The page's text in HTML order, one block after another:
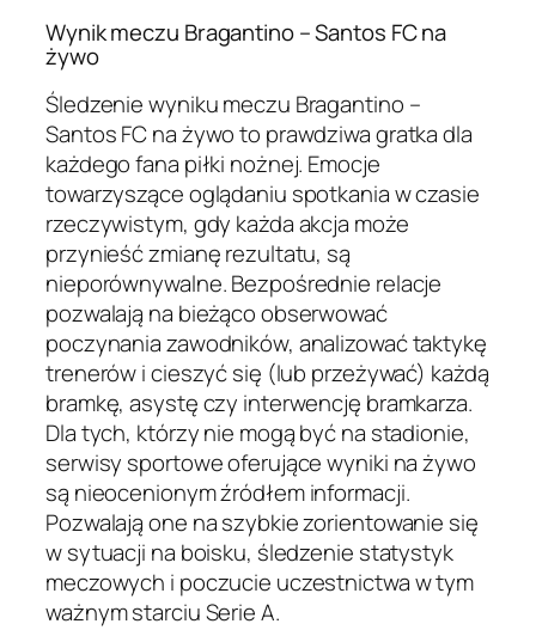
Wynik meczu Bragantino – Santos FC na
żywo
Śledzenie wyniku meczu Bragantino –
Santos FC na żywo to prawdziwa gratka dla
każdego fana piłki nożnej. Emocje
towarzyszące oglądaniu spotkania w czasie
rzeczywistym, gdy każda akcja może
przynieść zmianę rezultatu, są
nieporównywalne. Bezpośrednie relacje
pozwalają na bieżąco obserwować
poczynania zawodników, analizować taktykę
trenerów i cieszyć się (lub przeżywać) każdą
bramkę, asystę czy interwencję bramkarza.
Dla tych, którzy nie mogą być na stadionie,
serwisy sportowe oferujące wyniki na żywo
są nieocenionym źródłem informacji.
Pozwalają one na szybkie zorientowanie się
w sytuacji na boisku, śledzenie statystyk
meczowych i poczucie uczestnictwa w tym
ważnym starciu Serie A.